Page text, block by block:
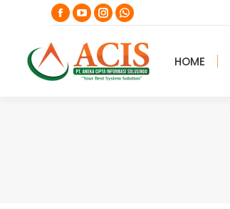
Facebook
page
opens
in
YouTube
page
opens
in
Instagram
page
opens
in
Whatsapp
page
opens
in
HOME